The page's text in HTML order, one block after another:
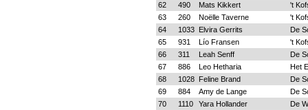
62
490 Mats Kikkert
't
63
260 Noëlle Taverne
't
64
1033 Elvira Gerrits
De
65
931 Lío Fransen
't
66
311 Leah Senff
De
67
886 Leo Hetharia
Het
68
1028 Feline Brand
De
69
884 Amy de Lange
De
70
1110 Yara Hollander
De